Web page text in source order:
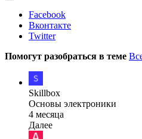
Facebook
Вконтакте
Twitter
Помогут разобраться в теме
Skillbox
Основы электроники
4 месяца
Далее